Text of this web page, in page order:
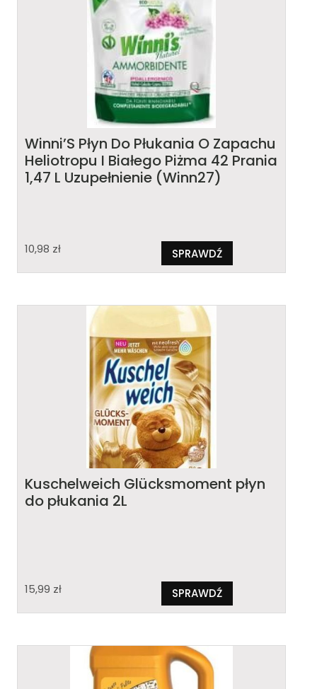
Winni’S Płyn Do Płukania O Zapachu
Heliotropu I Białego Piżma 42 Prania
1,47 L Uzupełnienie (Winn27)
10,98 zł SPRAWDŹ
Kuschelweich Glücksmoment płyn
do płukania 2L
15,99 zł SPRAWDŹ